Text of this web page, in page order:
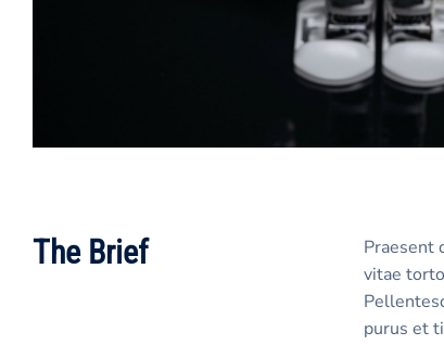
The Brief
Praesent
vitae
purus et